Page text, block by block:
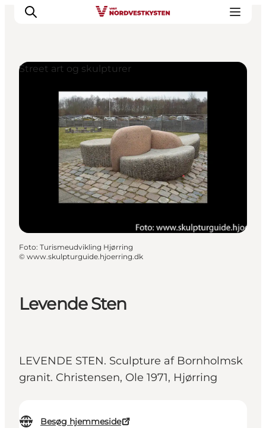
Feriesteder
Inspiration
Handicapvenlig ferie
Events
Overnatning
Planlæg din ferie
Levende Sten
LEVENDE STEN. Sculpture af Bornholmsk
granit. Christensen, Ole 1971, Hjørring
Besøg hjemmeside
Street art og skulpturer
Foto: Turismeudvikling Hjørring
© www.skulpturguide.hjoerring.dk